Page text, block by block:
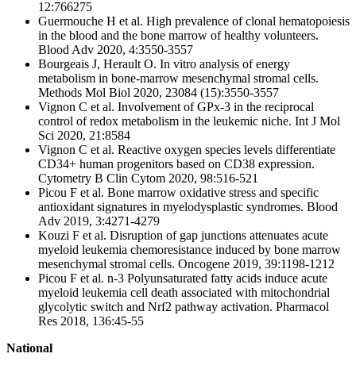
12:766275
Guermouche H et al. High prevalence of clonal hematopoiesis
in the blood and the bone marrow of healthy volunteers.
Blood Adv 2020, 4:3550-3557
Bourgeais J, Herault O. In vitro analysis of energy
metabolism in bone-marrow mesenchymal stromal cells.
Methods Mol Biol 2020, 23084 (15):3550-3557
Vignon C et al. Involvement of GPx-3 in the reciprocal
control of redox metabolism in the leukemic niche. Int J Mol
Sci 2020, 21:8584
Vignon C et al. Reactive oxygen species levels differentiate
CD34+ human progenitors based on CD38 expression.
Cytometry B Clin Cytom 2020, 98:516-521
Picou F et al. Bone marrow oxidative stress and specific
antioxidant signatures in myelodysplastic syndromes. Blood
Adv 2019, 3:4271-4279
Kouzi F et al. Disruption of gap junctions attenuates acute
myeloid leukemia chemoresistance induced by bone marrow
mesenchymal stromal cells. Oncogene 2019, 39:1198-1212
Picou F et al. n-3 Polyunsaturated fatty acids induce acute
myeloid leukemia cell death associated with mitochondrial
glycolytic switch and Nrf2 pathway activation. Pharmacol
Res 2018, 136:45-55
National